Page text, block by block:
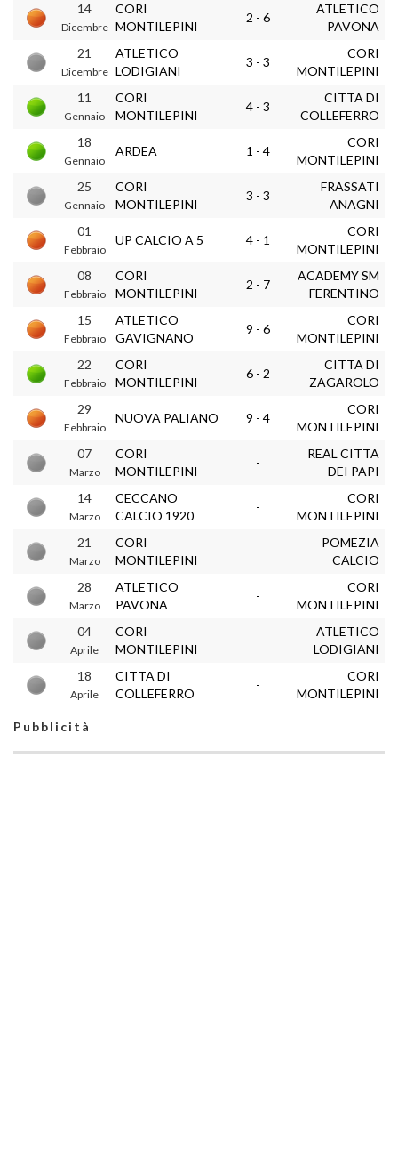
14
Dicembre
CORI
MONTILEPINI
2 - 6
ATLETICO
PAVONA
21
Dicembre
ATLETICO
LODIGIANI
3 - 3
CORI
MONTILEPINI
11
Gennaio
CORI
MONTILEPINI
4 - 3
CITTA DI
COLLEFERRO
18
Gennaio
ARDEA 1 - 4
CORI
MONTILEPINI
25
Gennaio
CORI
MONTILEPINI
3 - 3
FRASSATI
ANAGNI
01
Febbraio
UP CALCIO A 5 4 - 1
CORI
MONTILEPINI
08
Febbraio
CORI
MONTILEPINI
2 - 7
ACADEMY SM
FERENTINO
15
Febbraio
ATLETICO
GAVIGNANO
9 - 6
CORI
MONTILEPINI
22
Febbraio
CORI
MONTILEPINI
6 - 2
CITTA DI
ZAGAROLO
29
Febbraio
NUOVA PALIANO 9 - 4
CORI
MONTILEPINI
07
Marzo
CORI
MONTILEPINI
-
REAL CITTA
DEI PAPI
14
Marzo
CECCANO
CALCIO 1920
-
CORI
MONTILEPINI
21
Marzo
CORI
MONTILEPINI
-
POMEZIA
CALCIO
28
Marzo
ATLETICO
PAVONA
-
CORI
MONTILEPINI
04
Aprile
CORI
MONTILEPINI
-
ATLETICO
LODIGIANI
18
Aprile
CITTA DI
COLLEFERRO
-
CORI
MONTILEPINI
Pubblicità